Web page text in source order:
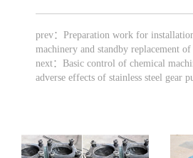
prev： Preparation work for
machinery and standby replacement
next： Basic control of chemical
adverse effects of stainless steel gear